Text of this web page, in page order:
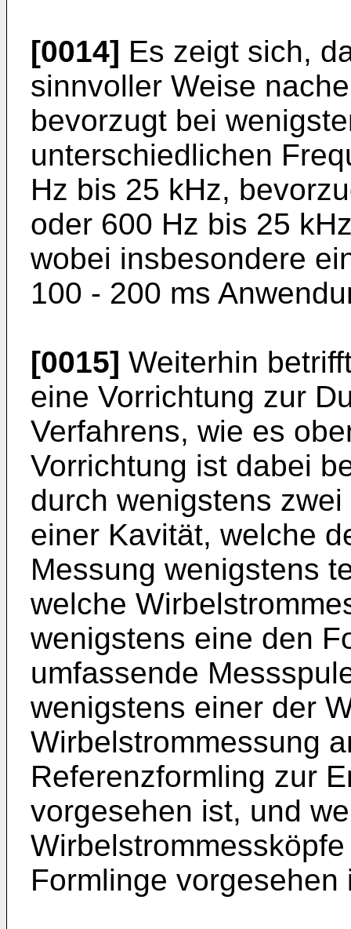
[0014] Es zeigt sich,
sinnvoller Weise
bevorzugt bei
unterschiedlichen
Hz bis 25 kHz,
oder 600 Hz bis 25
wobei insbesondere
100 - 200 ms
[0015] Weiterhin
eine Vorrichtung zur
Verfahrens, wie es
Vorrichtung ist dabei
durch wenigstens
einer Kavität, welche
Messung wenigstens
welche
wenigstens eine den
umfassende
wenigstens einer der
Wirbelstrommessung
Referenzformling zur
vorgesehen ist, und
Formlinge vorgesehen